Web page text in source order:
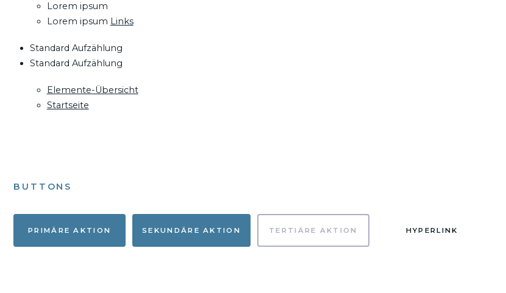
Lorem ipsum
Lorem ipsum Links
Standard Aufzählung
Standard Aufzählung
Elemente-Übersicht
Startseite
BUTTONS
PRIMÄRE AKTION SEKUNDÄRE AKTION TERTIÄRE AKTION HYPERLINK